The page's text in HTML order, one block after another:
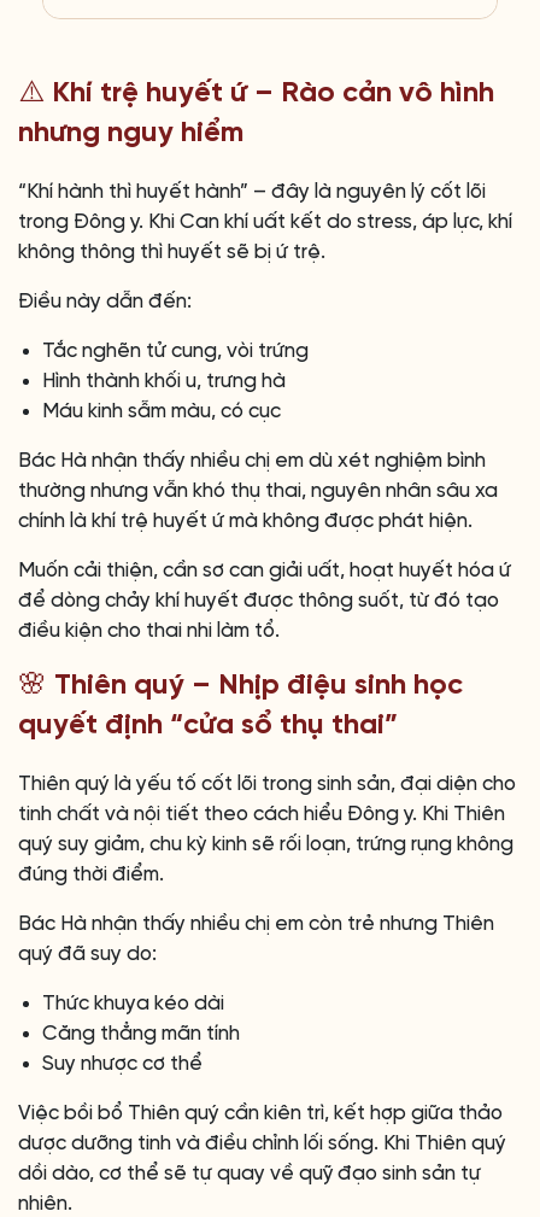
⚠️ Khí trệ huyết ứ – Rào cản vô hình
nhưng nguy hiểm
“Khí hành thì huyết hành” – đây là nguyên lý cốt lõi
trong Đông y. Khi Can khí uất kết do stress, áp lực, khí
không thông thì huyết sẽ bị ứ trệ.
Điều này dẫn đến:
Tắc nghẽn tử cung, vòi trứng
Hình thành khối u, trưng hà
Máu kinh sẫm màu, có cục
Bác Hà nhận thấy nhiều chị em dù xét nghiệm bình
thường nhưng vẫn khó thụ thai, nguyên nhân sâu xa
chính là khí trệ huyết ứ mà không được phát hiện.
Muốn cải thiện, cần sơ can giải uất, hoạt huyết hóa ứ
để dòng chảy khí huyết được thông suốt, từ đó tạo
điều kiện cho thai nhi làm tổ.
🌸 Thiên quý – Nhịp điệu sinh học
quyết định “cửa sổ thụ thai”
Thiên quý là yếu tố cốt lõi trong sinh sản, đại diện cho
tinh chất và nội tiết theo cách hiểu Đông y. Khi Thiên
quý suy giảm, chu kỳ kinh sẽ rối loạn, trứng rụng không
đúng thời điểm.
Bác Hà nhận thấy nhiều chị em còn trẻ nhưng Thiên
quý đã suy do:
Thức khuya kéo dài
Căng thẳng mãn tính
Suy nhược cơ thể
Việc bồi bổ Thiên quý cần kiên trì, kết hợp giữa thảo
dược dưỡng tinh và điều chỉnh lối sống. Khi Thiên quý
dồi dào, cơ thể sẽ tự quay về quỹ đạo sinh sản tự
nhiên.